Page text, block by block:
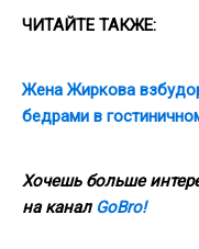
ЧИТАЙТЕ ТАКЖЕ:
Жена Жиркова
бедрами в
Хочешь больше
на канал GoBro!